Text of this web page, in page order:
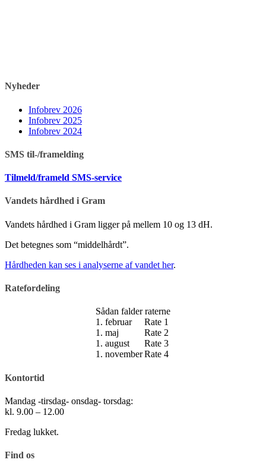
Nyheder
Infobrev 2026
Infobrev 2025
Infobrev 2024
SMS til-/framelding
Tilmeld/frameld SMS-service
Vandets hårdhed i Gram
Vandets hårdhed i Gram ligger på mellem 10 og 13 dH.
Det betegnes som “middelhårdt”.
Hårdheden kan ses i analyserne af vandet her.
Ratefordeling
Sådan falder raterne
1. februar
Rate 1
1. maj
Rate 2
1. august
Rate 3
1. novemberRate 4
Kontortid
Mandag -tirsdag- onsdag- torsdag:
kl. 9.00 – 12.00
Fredag lukket.
Find os